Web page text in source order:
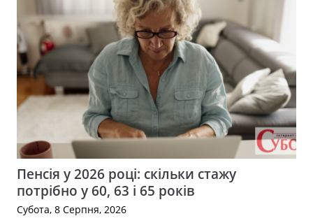
Пенсія у 2026 році: скільки стажу
потрібно у 60, 63 і 65 років
Субота, 8 Серпня, 2026